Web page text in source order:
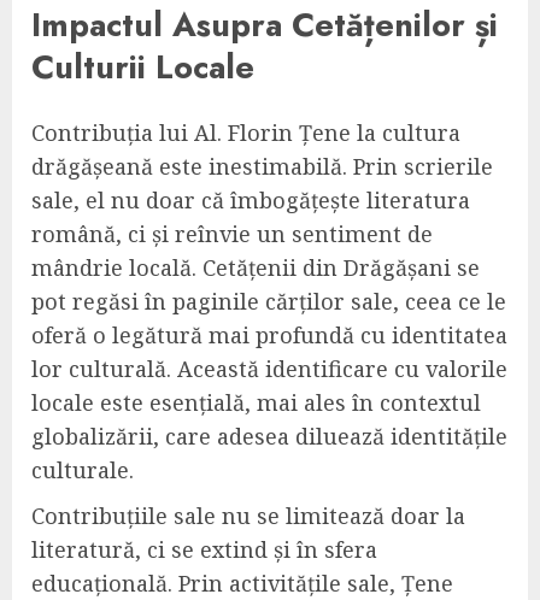
Impactul Asupra Cetățenilor și
Culturii Locale
Contribuția lui Al. Florin Țene la cultura
drăgășeană este inestimabilă. Prin scrierile
sale, el nu doar că îmbogățește literatura
română, ci și reînvie un sentiment de
mândrie locală. Cetățenii din Drăgășani se
pot regăsi în paginile cărților sale, ceea ce le
oferă o legătură mai profundă cu identitatea
lor culturală. Această identificare cu valorile
locale este esențială, mai ales în contextul
globalizării, care adesea diluează identitățile
culturale.
Contribuțiile sale nu se limitează doar la
literatură, ci se extind și în sfera
educațională. Prin activitățile sale, Țene